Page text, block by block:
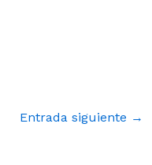
Entrada siguiente →